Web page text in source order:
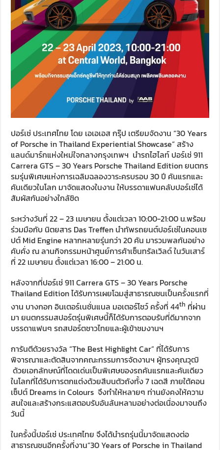
ปอร์เช่ ประเทศไทย โดย เอเอเอส กรุ๊ป เตรียมจัดงาน “30 Years
of Porsche in Thailand Experiential Showcase“ สร้าง
แลนด์มาร์กแห่งใหม่ใจกลางกรุงเทพฯ นำรถไฮไลท์ ปอร์เช่ 911
Carrera GTS – 30 Years Porsche Thailand Edition ยนตกร
รมรุ่นพิเศษแห่งการเฉลิมฉลองวาระครบรอบ 30 ปี คันแรกและ
คันเดียวในโลก มาจัดแสดงในงาน ให้บรรดาแฟนคลับปอร์เช่ได้
สัมผัสกันอย่างใกล้ชิด
ระหว่างวันที่ 22 – 23 เมษายน ตั้งแต่เวลา 10:00-21:00 น.พร้อม
ร่วมมือกับ นิตยสาร Das Treffen นำทัพรถยนต์ปอร์เช่ในคอนเซ
ปต์ Mid Engine หลากหลายรุ่นกว่า 20 คัน มารวมพลกันอย่าง
คับคั่ง ณ ลานกิจกรรมหน้าศูนย์การค้าเซ็นทรัลเวิลด์ ในวันเสาร์
ที่ 22 เมษายน ตั้งแต่เวลา 16:00 – 21:00 น.
หลังจากที่ปอร์เช่ 911 Carrera GTS – 30 Years Porsche
Thailand Edition ได้รับการเผยโฉมสู่สาธารณชนเป็นครั้งแรกที่
งาน บางกอก อินเตอร์เนชั่นแนล มอเตอร์โชว์ ครั้งที่ 44th ที่ผ่าน
มา ยนตกรรมสปอร์ตรุ่นพิเศษนี้ก็ได้รับการตอบรับที่ดีมากจาก
บรรดาแฟนๆ รถสปอร์ตชาวไทยและผู้เข้าชมงานฯ
การันตีด้วยรางวัล “The Best Highlight Car” ที่ได้รับการ
พิจารณาและตัดสินจากคณะกรรมการจัดงานฯ ผู้ทรงคุณวุฒิ
ด้วยเอกลักษณ์ที่โดดเด่นเป็นพิเศษของรถคันแรกและคันเดียว
ในโลกที่ได้รับการตกแต่งด้วยสีบนตัวถังทั้ง 7 เฉดสี ภายใต้คอน
เซ็ปต์ Dreams in Colours จึงทำให้หลายๆ ท่านยังคงให้ความ
สนใจและสร้างกระแสตอบรับอันล้นหลามอย่างต่อเนื่องมาจนถึง
วันนี้
ในครั้งนี้ปอร์เช่ ประเทศไทย จึงได้นำรถรุ่นนี้มาจัดแสดงต่อ
สาธารณชนอีกครั้งที่งาน“30 Years of Porsche in Thailand